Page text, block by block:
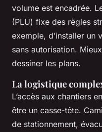
volume est encadrée.
(PLU) fixe des règles
exemple, d’installer un
sans autorisation.
dessiner les plans.
La logistique
L’accès aux chantiers
être un casse-tête.
de stationnement,